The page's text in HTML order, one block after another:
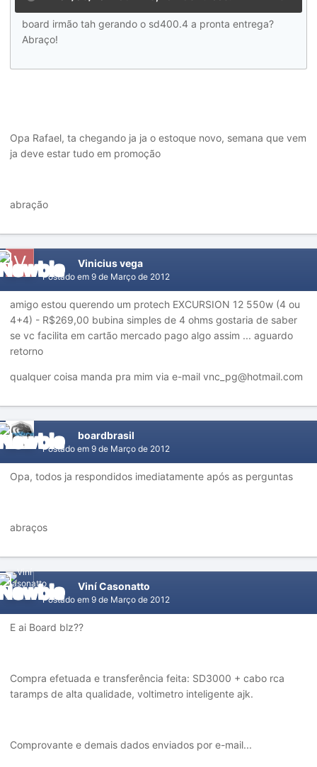
board irmão tah gerando o sd400.4 a pronta entrega?
Abraço!
Opa Rafael, ta chegando ja ja o estoque novo, semana que vem
ja deve estar tudo em promoção
abração
Vinicius vega
Postado em 9 de Março de 2012
amigo estou querendo um protech EXCURSION 12 550w (4 ou
4+4) - R$269,00 bubina simples de 4 ohms gostaria de saber
se vc facilita em cartão mercado pago algo assim ... aguardo
retorno
qualquer coisa manda pra mim via e-mail vnc_pg@hotmail.com
boardbrasil
Postado em 9 de Março de 2012
Opa, todos ja respondidos imediatamente após as perguntas
abraços
Viní Casonatto
Postado em 9 de Março de 2012
E ai Board blz??
Compra efetuada e transferência feita: SD3000 + cabo rca
taramps de alta qualidade, voltimetro inteligente ajk.
Comprovante e demais dados enviados por e-mail...